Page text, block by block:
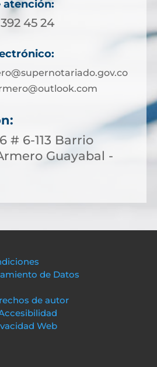
atención:
45 24
# 6-113 Barrio
Guayabal -
de Datos
de autor
Web